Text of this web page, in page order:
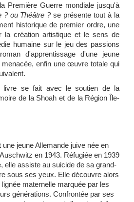
Première Guerre mondiale jusqu'à
? ou Théâtre ?se présente tout à la
historique de premier ordre, une
la création artistique et le sens de
humaine sur le jeu des passions
d'apprentissage d'une jeune
enfin une œuvre totale qui
livre se fait avec le soutien de la
de la Shoah et de la Région Île-
jeune Allemande juive née en
en 1943. Réfugiée en 1939
elle assiste au suicide de sa grand-
sous ses yeux. Elle découvre alors
maternelle marquée par les
générations. Confrontée par ses